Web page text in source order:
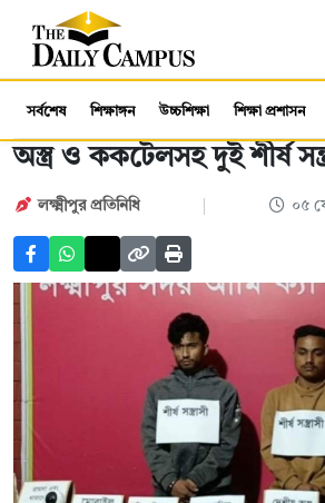
সর্বশেষ শিক্ষাঙ্গন উচ্চশিক্ষা শিক্ষা প্রশাসন
অস্ত্র ও ককটেলসহ দুই শীর্ষ
লক্ষ্মীপুর প্রতিনিধি ০৫